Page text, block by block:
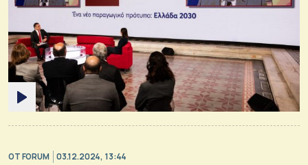
OT FORUM 03.12.2024, 13:44